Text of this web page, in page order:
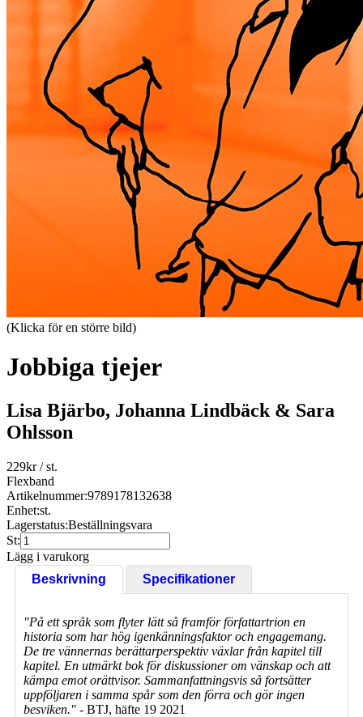
(Klicka för en större bild)
Jobbiga tjejer
Lisa Bjärbo, Johanna Lindbäck & Sara
Ohlsson
229kr/ st.
Flexband
Artikelnummer:9789178132638
Enhet:st.
Lagerstatus:Beställningsvara
St:
Lägg i varukorg
Beskrivning
Specifikationer
"På ett språk som flyter lätt så framför författartrion en
historia som har hög igenkänningsfaktor och engagemang.
De tre vännernas berättarperspektiv växlar från kapitel till
kapitel. En utmärkt bok för diskussioner om vänskap och att
kämpa emot orättvisor. Sammanfattningsvis så fortsätter
uppföljaren i samma spår som den förra och gör ingen
besviken." - BTJ, häfte 19 2021